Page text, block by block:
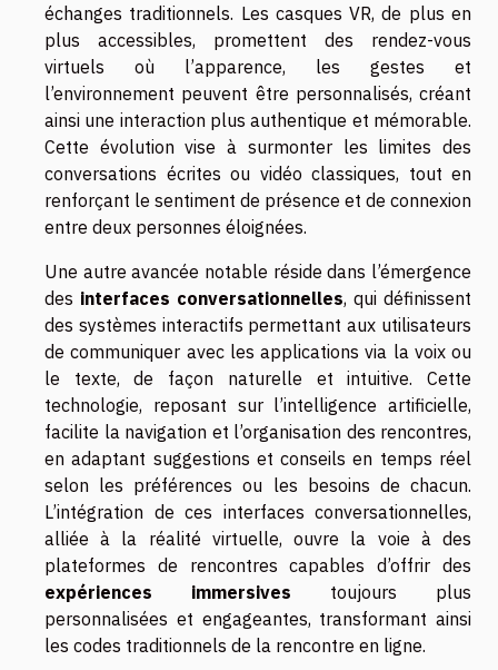
échanges traditionnels. Les casques VR, de plus en
plus accessibles, promettent des rendez-vous
virtuels où l’apparence, les gestes et
l’environnement peuvent être personnalisés, créant
ainsi une interaction plus authentique et mémorable.
Cette évolution vise à surmonter les limites des
conversations écrites ou vidéo classiques, tout en
renforçant le sentiment de présence et de connexion
entre deux personnes éloignées.
Une autre avancée notable réside dans l’émergence
des interfaces conversationnelles, qui définissent
des systèmes interactifs permettant aux utilisateurs
de communiquer avec les applications via la voix ou
le texte, de façon naturelle et intuitive. Cette
technologie, reposant sur l’intelligence artificielle,
facilite la navigation et l’organisation des rencontres,
en adaptant suggestions et conseils en temps réel
selon les préférences ou les besoins de chacun.
L’intégration de ces interfaces conversationnelles,
alliée à la réalité virtuelle, ouvre la voie à des
plateformes de rencontres capables d’offrir des
expériences immersives toujours plus
personnalisées et engageantes, transformant ainsi
les codes traditionnels de la rencontre en ligne.